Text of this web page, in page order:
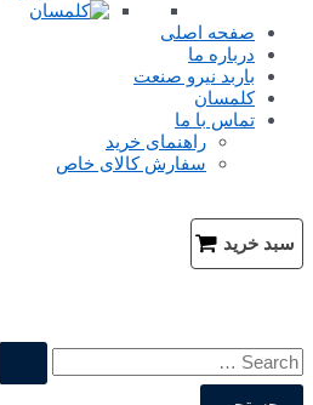
صفحه اصلی
درباره ما
باربد نیرو صنعت
کلمسان
تماس با ما
راهنمای خرید
سفارش کالای خاص
سبد خرید
ج